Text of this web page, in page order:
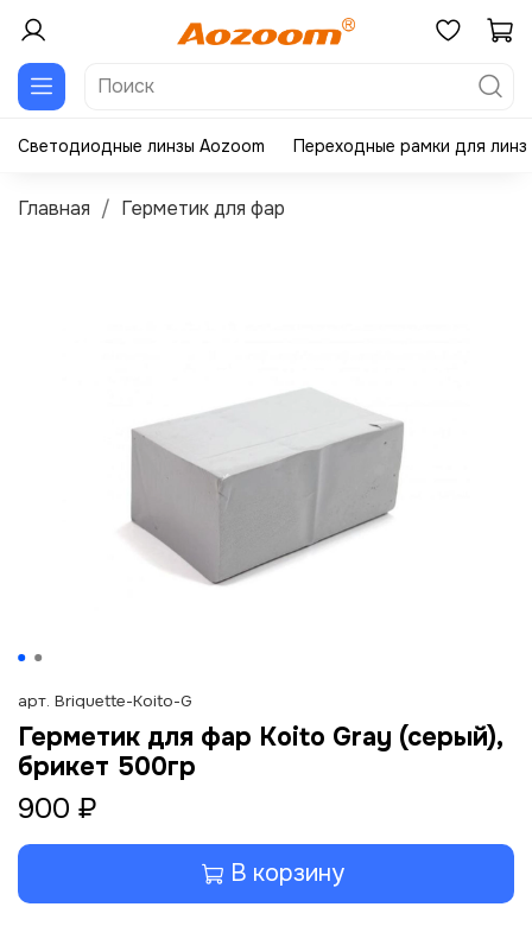
Светодиодные линзы Aozoom Переходные рамки для линз
Главная Герметик для фар
арт. Briquette-Koito-G
Герметик для фар Koito Gray (серый),
брикет 500гр
900 ₽
В корзину